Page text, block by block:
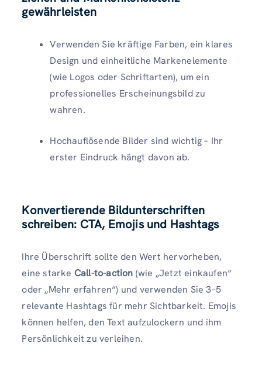
gewährleisten
Verwenden Sie kräftige Farben, ein klares
Design und einheitliche Markenelemente
(wie Logos oder Schriftarten), um ein
professionelles Erscheinungsbild zu
wahren.
Hochauflösende Bilder sind wichtig – Ihr
erster Eindruck hängt davon ab.
Konvertierende Bildunterschriften
schreiben: CTA, Emojis und Hashtags
Ihre Überschrift sollte den Wert hervorheben,
eine starke Call-to-action (wie „Jetzt einkaufen“
oder „Mehr erfahren“) und verwenden Sie 3–5
relevante Hashtags für mehr Sichtbarkeit. Emojis
können helfen, den Text aufzulockern und ihm
Persönlichkeit zu verleihen.